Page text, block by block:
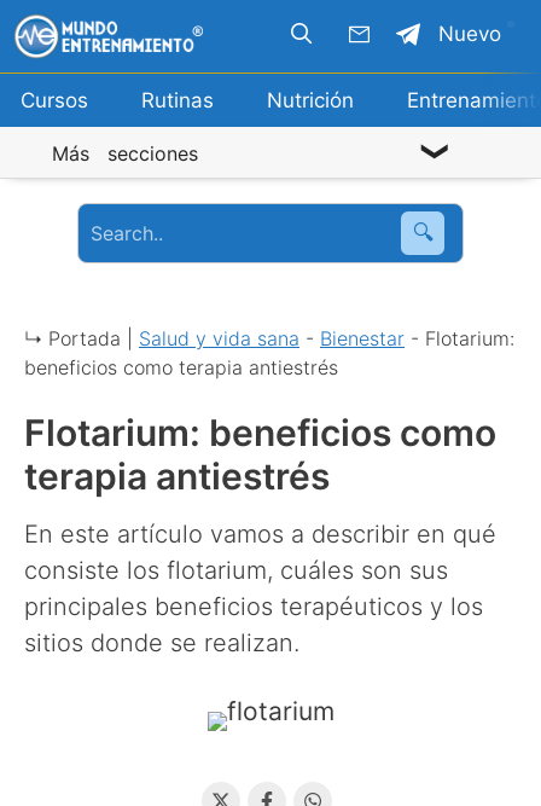
Saltar
al
contenido
Cursos Rutinas Nutrición
Nuevo
Más secciones
🔍
↳ Portada | Salud y vida sana - Bienestar - Flotarium:
beneficios como terapia antiestrés
Flotarium: beneficios como
terapia antiestrés
En este artículo vamos a describir en qué
consiste los flotarium, cuáles son sus
principales beneficios terapéuticos y los
sitios donde se realizan.